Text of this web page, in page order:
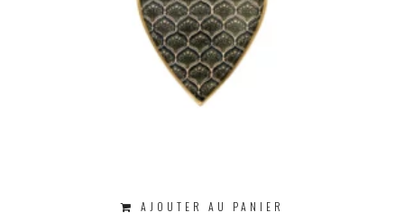
AJOUTER AU PANIER